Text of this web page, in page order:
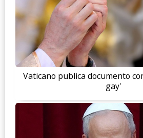
Vaticano publica documento
gay'